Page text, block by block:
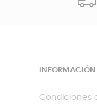
INFORMACIÓN
Condiciones